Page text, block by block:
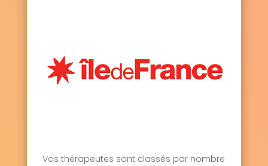
Vos thérapeutes sont classés par nombre